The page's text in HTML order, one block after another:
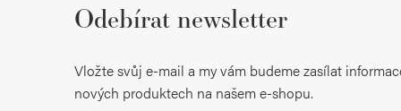
Odebírat newsletter
Vložte svůj e-mail a my vám budeme zasílat
nových produktech na našem e-shopu.